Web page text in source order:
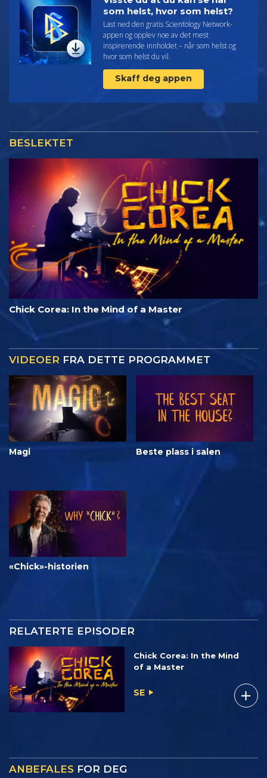
som helst, hvor som helst?
Last ned den gratis Scientology Network-
appen og opplev noe av det mest
inspirerende innholdet – når som helst og
hvor som helst du vil.
Skaff deg appen
BESLEKTET
Chick Corea: In the Mind of a Master
VIDEOER FRA DETTE PROGRAMMET
Magi Beste plass i salen
«Chick»-historien
RELATERTE EPISODER
Chick Corea: In the Mind
of a Master
SE
ANBEFALES FOR DEG